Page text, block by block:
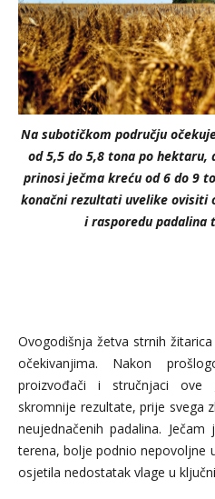
Na subotičkom području
od 5,5 do 5,8 tona po
prinosi ječma kreću od 6 do 9
konačni rezultati uvelike ovisiti
i rasporedu padalina
Ovogodišnja žetva strnih
očekivanjima. Nakon
proizvođači i stručnjaci ove
skromnije rezultate, prije svega
neujednačenih padalina.
terena, bolje podnio nepovoljne
osjetila nedostatak vlage u